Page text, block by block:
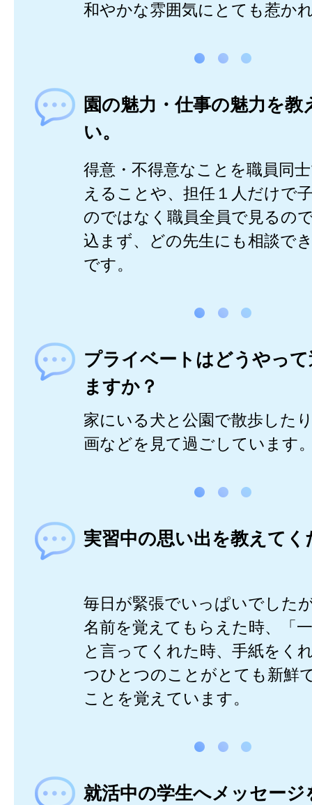
和やかな雰囲気にとても惹か
園の魅力・仕事の魅力を教
い。
得意・不得意なことを職員同
えることや、担任１人だけで
のではなく職員全員で見るの
込まず、どの先生にも相談で
です。
プライベートはどうやっ
ますか？
家にいる犬と公園で散歩した
画などを見て過ごしています
実習中の思い出を教えてく
毎日が緊張でいっぱいでした
名前を覚えてもらえた時、「
と言ってくれた時、手紙をく
つひとつのことがとても新鮮
ことを覚えています。
就活中の学生へメッセージ